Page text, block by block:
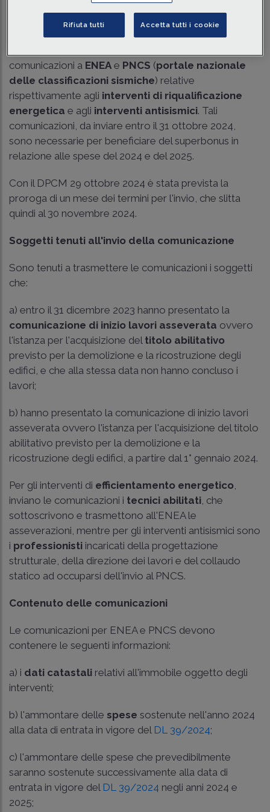
2 min.
DPCM 17 settembre 2024sono stati fissati
comunicazioni a ENEA e PNCS (portale nazionale
delle classificazioni sismiche) relative
rispettivamente agli interventi di riqualificazione
energetica e agli interventi antisismici. Tali
comunicazioni, da inviare entro il 31 ottobre 2024,
sono necessarie per beneficiare del superbonus in
relazione alle spese del 2024 e del 2025.
Con il DPCM 29 ottobre 2024 è stata prevista la
proroga di un mese dei termini per l'invio, che slitta
quindi al 30 novembre 2024.
Soggetti tenuti all'invio della comunicazione
Sono tenuti a trasmettere le comunicazioni i soggetti
che:
a) entro il 31 dicembre 2023 hanno presentato la
comunicazione di inizio lavori asseverata ovvero
l'istanza per l'acquisizione del titolo abilitativo
previsto per la demolizione e la ricostruzione degli
edifici, e che alla stessa data non hanno concluso i
lavori;
b) hanno presentato la comunicazione di inizio lavori
asseverata ovvero l'istanza per l'acquisizione del titolo
abilitativo previsto per la demolizione e la
ricostruzione degli edifici, a partire dal 1° gennaio 2024.
Per gli interventi di efficientamento energetico
inviano le comunicazioni i tecnici abilitati , che
sottoscrivono e trasmettono all'ENEA le
asseverazioni, mentre per gli interventi antisismici sono
i professionisti incaricati della progettazione
strutturale, della direzione dei lavori e del collaudo
statico ad occuparsi dell'invio al PNCS.
Contenuto delle comunicazioni
Le comunicazioni per ENEA e PNCS devono
contenere le seguenti informazioni:
a) i dati catastali relativi all'immobile oggetto degli
interventi;
b) l'ammontare delle spese sostenute nell'anno 2024
alla data di entrata in vigore del DL 39/2024;
c) l'ammontare delle spese che prevedibilmente
saranno sostenute successivamente alla data di
entrata in vigore del DL 39/2024 negli anni 2024 e
2025;
Rifiuta tutti Accetta tutti i cookie